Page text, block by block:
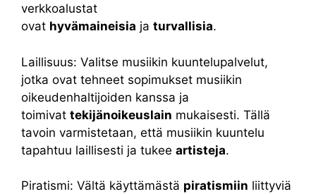
verkkoalustat
ovat hyvämaineisia ja turvallisia.
Laillisuus: Valitse musiikin kuuntelupalvelut,
jotka ovat tehneet sopimukset musiikin
oikeudenhaltijoiden kanssa ja
toimivat tekijänoikeuslain mukaisesti. Tällä
tavoin varmistetaan, että musiikin kuuntelu
tapahtuu laillisesti ja tukee artisteja.
Piratismi: Vältä käyttämästä piratismiin liittyviä